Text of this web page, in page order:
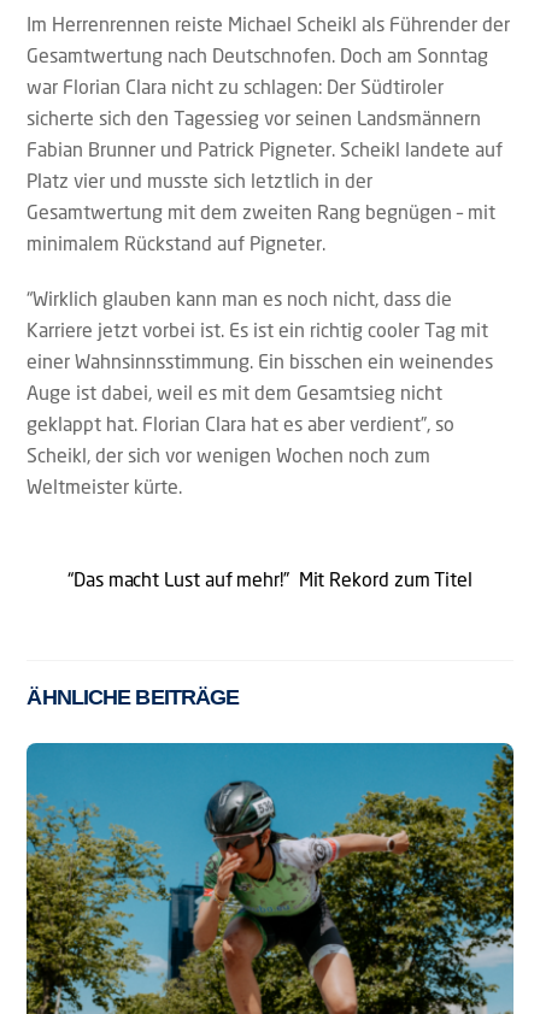
Im Herrenrennen reiste Michael Scheikl als Führender der
Gesamtwertung nach Deutschnofen. Doch am Sonntag
war Florian Clara nicht zu schlagen: Der Südtiroler
sicherte sich den Tagessieg vor seinen Landsmännern
Fabian Brunner und Patrick Pigneter. Scheikl landete auf
Platz vier und musste sich letztlich in der
Gesamtwertung mit dem zweiten Rang begnügen – mit
minimalem Rückstand auf Pigneter.
“Wirklich glauben kann man es noch nicht, dass die
Karriere jetzt vorbei ist. Es ist ein richtig cooler Tag mit
einer Wahnsinnsstimmung. Ein bisschen ein weinendes
Auge ist dabei, weil es mit dem Gesamtsieg nicht
geklappt hat. Florian Clara hat es aber verdient”, so
Scheikl, der sich vor wenigen Wochen noch zum
Weltmeister kürte.
“Das macht Lust auf mehr!” Mit Rekord zum Titel
ÄHNLICHE BEITRÄGE